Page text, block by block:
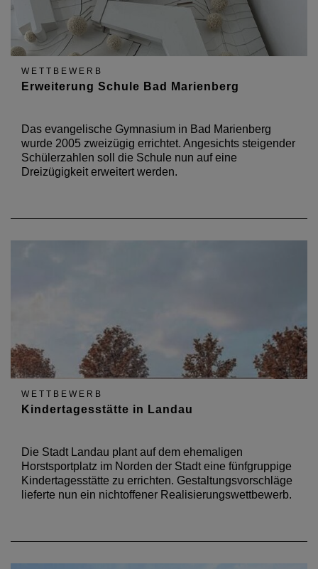
WETTBEWERB
Erweiterung Schule Bad Marienberg
Das evangelische Gymnasium in Bad Marienberg
wurde 2005 zweizügig errichtet. Angesichts steigender
Schülerzahlen soll die Schule nun auf eine
Dreizügigkeit erweitert werden.
WETTBEWERB
Kindertagesstätte in Landau
Die Stadt Landau plant auf dem ehemaligen
Horstsportplatz im Norden der Stadt eine fünfgruppige
Kindertagesstätte zu errichten. Gestaltungsvorschläge
lieferte nun ein nichtoffener Realisierungswettbewerb.